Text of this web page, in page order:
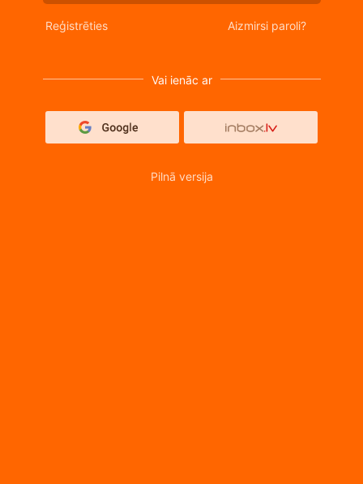
Reģistrēties Aizmirsi paroli?
Vai ienāc ar
Pilnā versija